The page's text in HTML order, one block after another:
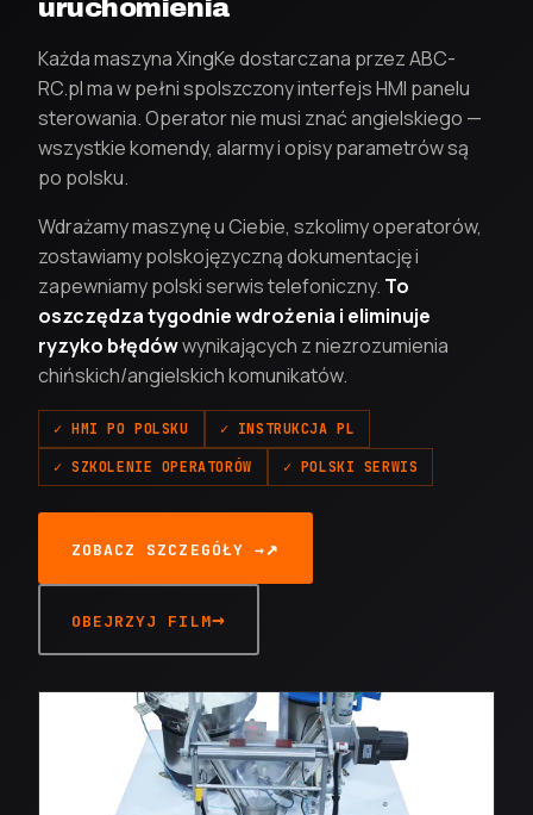
uruchomienia
Każda maszyna XingKe dostarczana przez ABC-
RC.pl ma w pełni spolszczony interfejs HMI panelu
sterowania. Operator nie musi znać angielskiego —
wszystkie komendy, alarmy i opisy parametrów są
po polsku.
Wdrażamy maszynę u Ciebie, szkolimy operatorów,
zostawiamy polskojęzyczną dokumentację i
zapewniamy polski serwis telefoniczny. To
oszczędza tygodnie wdrożenia i eliminuje
ryzyko błędówwynikających z niezrozumienia
chińskich/angielskich komunikatów.
✓ HMI PO POLSKU ✓ INSTRUKCJA PL
✓ SZKOLENIE OPERATORÓW ✓ POLSKI SERWIS
ZOBACZ SZCZEGÓŁY →
OBEJRZYJ FILM